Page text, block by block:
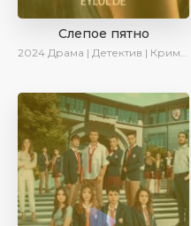
Слепое пятно
2024 Драма | Детектив | Криминал | SesDizi | AlisaDirilis | Сериалы 2024